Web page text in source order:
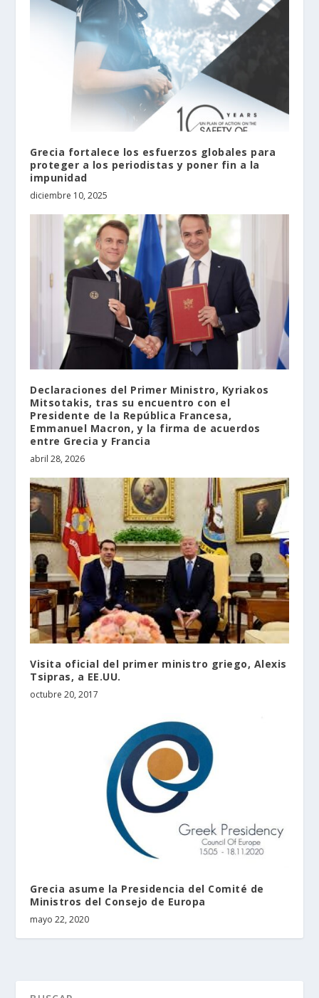
Grecia fortalece los esfuerzos globales para
proteger a los periodistas y poner fin a la
impunidad
diciembre 10, 2025
Declaraciones del Primer Ministro, Kyriakos
Mitsotakis, tras su encuentro con el
Presidente de la República Francesa,
Emmanuel Macron, y la firma de acuerdos
entre Grecia y Francia
abril 28, 2026
Visita oficial del primer ministro griego, Alexis
Tsipras, a EE.UU.
octubre 20, 2017
Grecia asume la Presidencia del Comité de
Ministros del Consejo de Europa
mayo 22, 2020